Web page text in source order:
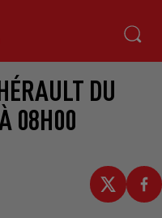
DU
08H00